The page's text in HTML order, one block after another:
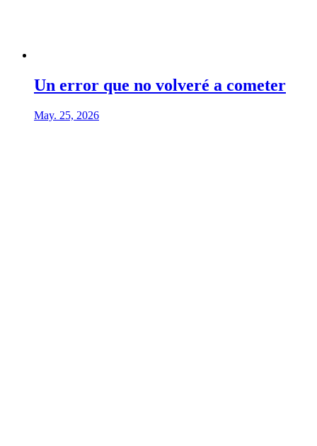
Un error que no volveré a cometer
May. 25, 2026